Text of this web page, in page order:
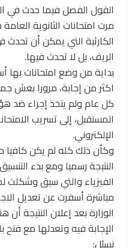
القول الفصل فيما حدث في
مرت امتحانات الثانوية
الكارثية التي يمكن أن
الريف، بل لا تحدث فيها.
بداية من وضع امتحانات بها
اكثر من إجابة، مرورا بغش
كل عام ولم يتخذ إجراء ضد
المستقبل، إلى تسريب
الإلكتروني.
وكأن ذلك كله لم يكن كافيا
النتيجة رسميا ومع بدء
الفيزياء والتي سبق وشكلت
الوزارة بعد إعلان النتيجة
الإجابة فيه وتعدلها مع
نسئل: